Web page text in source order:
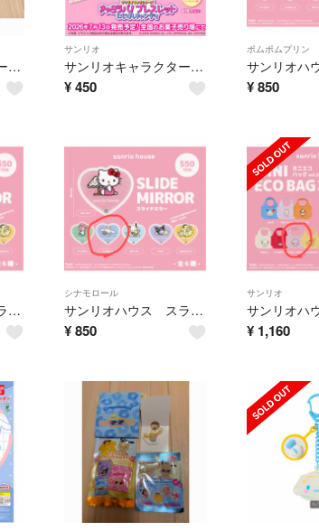
サンリオキャラクターズ サマーバケーション ポチャッコ
サンリオ
サンリオキャラクターズ きゃらラバ！ブレスレット にじほしキャンディ
¥450
ポムポムプリン
¥ 850
サンリオハウス スライドミラー クロミ
シナモロール
サンリオハウス スライドミラー シナモロール
¥850
サンリオ
¥ 1,160